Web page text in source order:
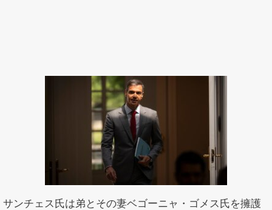
サンチェス氏は弟とその妻ベゴーニャ・ゴメス氏を擁護